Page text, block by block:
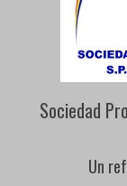
Sociedad
Un